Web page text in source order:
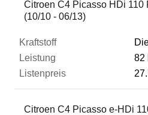
Citroen C4 Picasso HDi 110
(10/10 - 06/13)
82
Citroen C4 Picasso e-HDi